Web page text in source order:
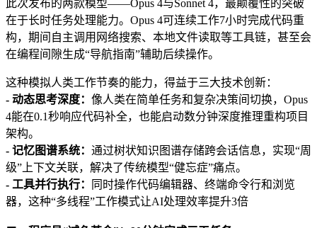
此次发布的两款模型——Opus 4与Sonnet 4，最颠覆性的突破
在于长时任务处理能力。Opus 4可连续工作7小时完成代码重
构，期间自主调用网络搜索、本地文件读取等工具链，甚至会
在编程间隙生成“导航指南”辅助后续操作。
这种模拟人类工作节奏的能力，得益于三大技术创新：
- 动态思考深度： 像人类在简单任务和复杂决策间切换，Opus
4能在0.1秒响应代码补全，也能启动数分钟深度推理重构项目
架构。
- 记忆图谱系统： 通过树状知识图谱存储跨会话信息，实现“周
级”上下文关联，解决了传统模型“健忘症”痛点。
- 工具并行执行：
同时操作代码编辑器、终端命令行和浏览
器，这种“多线程”工作模式让AI处理效率提升3倍